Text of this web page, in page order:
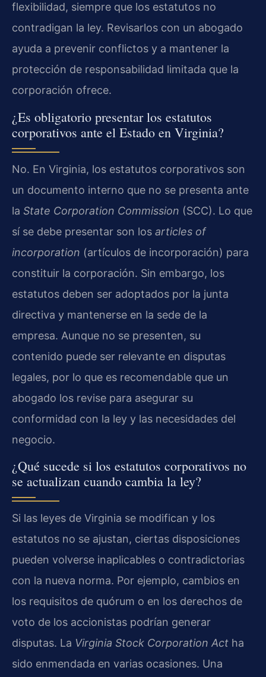
flexibilidad, siempre que los estatutos no
contradigan la ley. Revisarlos con un abogado
ayuda a prevenir conflictos y a mantener la
protección de responsabilidad limitada que la
corporación ofrece.
¿Es obligatorio presentar los estatutos
corporativos ante el Estado en Virginia?
No. En Virginia, los estatutos corporativos son
un documento interno que no se presenta ante
la State Corporation Commission (SCC). Lo que
sí se debe presentar son los articles of
incorporation (artículos de incorporación) para
constituir la corporación. Sin embargo, los
estatutos deben ser adoptados por la junta
directiva y mantenerse en la sede de la
empresa. Aunque no se presenten, su
contenido puede ser relevante en disputas
legales, por lo que es recomendable que un
abogado los revise para asegurar su
conformidad con la ley y las necesidades del
negocio.
¿Qué sucede si los estatutos corporativos no
se actualizan cuando cambia la ley?
Si las leyes de Virginia se modifican y los
estatutos no se ajustan, ciertas disposiciones
pueden volverse inaplicables o contradictorias
con la nueva norma. Por ejemplo, cambios en
los requisitos de quórum o en los derechos de
voto de los accionistas podrían generar
disputas. La Virginia Stock Corporation Act ha
sido enmendada en varias ocasiones. Una